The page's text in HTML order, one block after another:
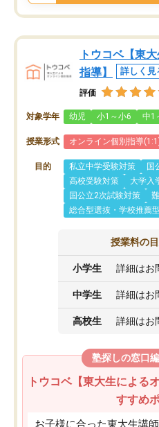
トウコベ【東
指導】
詳しく見
評価
対象学年 幼児 小1～小6 中1
授業形式 オンライン個別指導
目的 私立中学受験対策
国
高校受験対策
大学入
国公立2次試験対策
総合型選抜・学校推薦
授業料の
小学生 詳細はお
中学生 詳細はお
高校生 詳細はお
塾探しの窓口
トウコベ【東大生による
すすめ
お子様に合った東大生講